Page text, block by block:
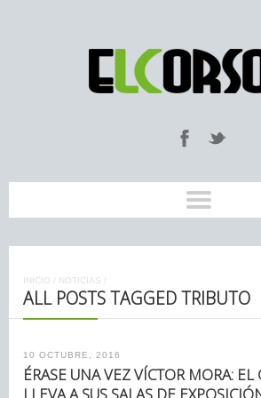
INICIO / NOTICIAS /
ALL POSTS TAGGED TRIBUTO
10 OCTUBRE, 2016
ÉRASE UNA VEZ VÍCTOR MORA: EL